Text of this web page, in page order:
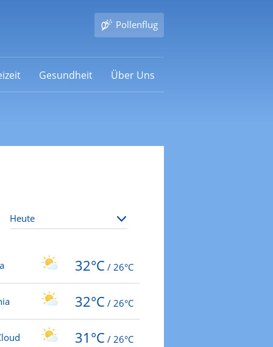
Pollenflug
Gesundheit Über Uns
32°C / 26°C
32°C / 26°C
31°C / 26°C